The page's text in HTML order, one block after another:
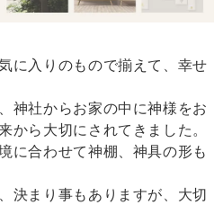
【 限定 福袋 】純金 & 純銀 塗り！縁起物 金銀ダルマペア［ 専用ステージ付 ］
とても高級感があっていいです。買っ
幸運･厄除けの白 》
に入りのもので揃えて、幸せ
神社からお家の中に神様をお
から大切にされてきました。
に合わせて神棚、神具の形も
決まり事もありますが、大切